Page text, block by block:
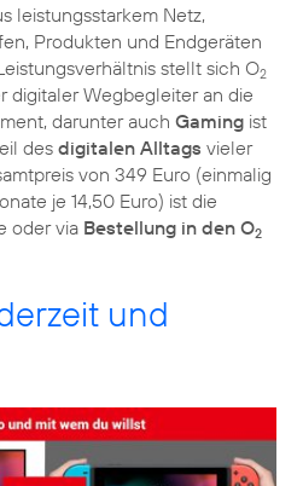
leistungsstarkem Netz,
Produkten und Endgeräten
stellt sich O2
digitaler Wegbegleiter an die
darunter auch Gaming ist
des digitalen Alltags vieler
von 349 Euro (einmalig
je 14,50 Euro) ist die
oder via Bestellung in den O2
und